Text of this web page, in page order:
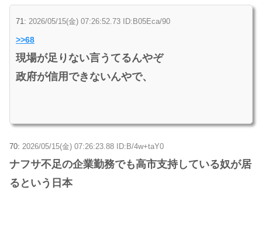
71: 2026/05/15(金) 07:26:52.73 ID:B05Eca/90
>>68
現場が足りない言うてるんやぞ
政府が信用できないんやで、
70: 2026/05/15(金) 07:26:23.88 ID:B/4w+taY0
ナフサ不足の企業勤務でも高市支持している奴が居
るという日本